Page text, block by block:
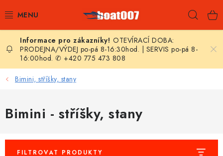
na
E-SHOP
AKČNÍ SLEVY
ZPRAVODAJ
OTEVÍRACÍ DOBA:
PRODEJNA/VÝDEJ po-pá 8-16:30hod. | SERVIS po-pá 8-
16:00hod. ✆ +420 775 473 808
Bimini, stříšky, stany
Bimini - stříšky, stany
FILTROVAT PRODUKTY